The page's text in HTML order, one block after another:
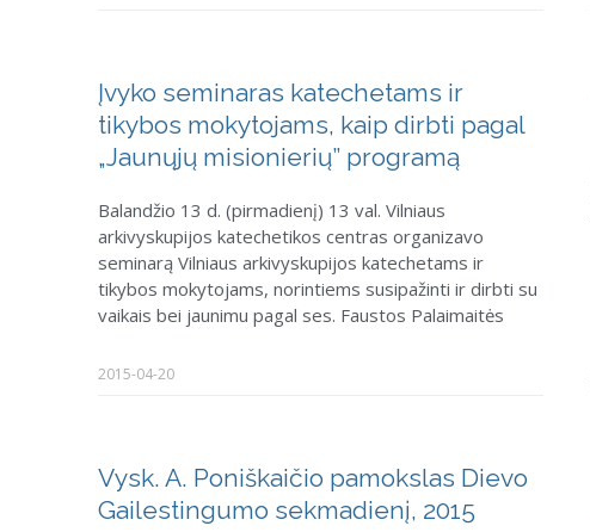
Įvyko seminaras katechetams ir
tikybos mokytojams, kaip dirbti pagal
„Jaunųjų misionierių” programą
Balandžio 13 d. (pirmadienį) 13 val. Vilniaus
arkivyskupijos katechetikos centras organizavo
seminarą Vilniaus arkivyskupijos katechetams ir
tikybos mokytojams, norintiems susipažinti ir dirbti su
vaikais bei jaunimu pagal ses. Faustos Palaimaitės
2015-04-20
Vysk. A. Poniškaičio pamokslas Dievo
Gailestingumo sekmadienį, 2015